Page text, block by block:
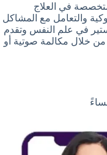
في العلاج
والتعامل مع المشاكل
في علم النفس وتقدم
خلال مكالمة صوتية أو